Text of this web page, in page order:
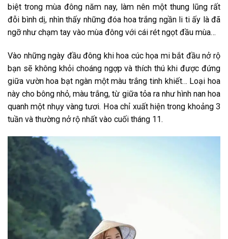
biệt trong mùa đông năm nay, làm nên một thung lũng rất
đỗi bình dị, nhìn thấy những đóa hoa trắng ngần li ti ấy là đã
ngỡ như chạm tay vào mùa đông với cái rét ngọt đầu mùa…
Vào những ngày đầu đông khi hoa cúc họa mi bắt đầu nở rộ
bạn sẽ không khỏi choáng ngợp và thích thú khi được đứng
giữa vườn hoa bạt ngàn một màu trắng tinh khiết… Loại hoa
này cho bông nhỏ, màu trắng, từ giữa tỏa ra như hình nan hoa
quanh một nhụy vàng tươi. Hoa chỉ xuất hiện trong khoảng 3
tuần và thường nở rộ nhất vào cuối tháng 11.